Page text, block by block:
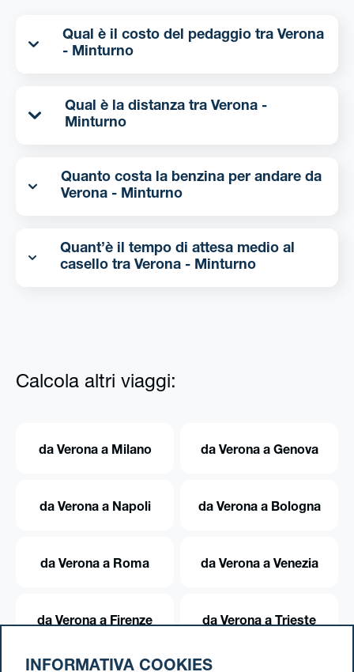
Qual è il costo del pedaggio tra Verona
- Minturno
Qual è la distanza tra Verona -
Minturno
Quanto costa la benzina per andare da
Verona - Minturno
Quant’è il tempo di attesa medio al
casello tra Verona - Minturno
Calcola altri viaggi:
da Verona a Milano da Verona a Genova
da Verona a Napoli da Verona a Bologna
da Verona a Roma da Verona a Venezia
da Verona a Firenze da Verona a Trieste
INFORMATIVA COOKIES